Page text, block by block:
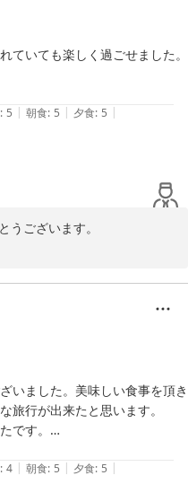
ていても楽しく過ごせました。
: 5 | 朝食: 5 | 夕食: 5 |
うございます。
いました。美味しい食事を頂き
旅行が出来たと思います。
です。
みにしています。
: 4 | 朝食: 5 | 夕食: 5 |